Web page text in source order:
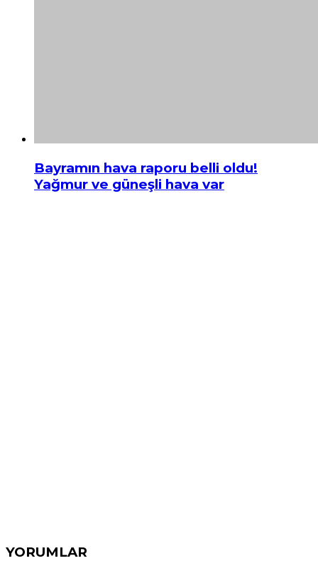
Bayramın hava raporu belli oldu!
Yağmur ve güneşli hava var
YORUMLAR